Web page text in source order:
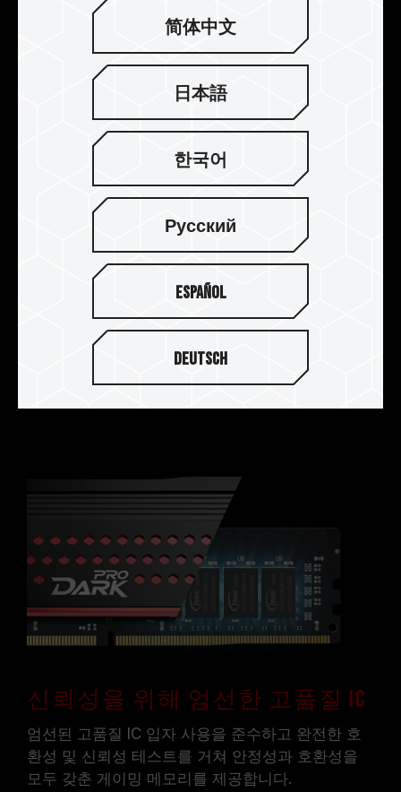
JEDEC RC 2.0에 부합하여 전송효
능 대폭 향상
최신 JEDEC RC 2.0 맞춤형 회로 기판을 사용하여
신호 전송 속도를 높이고 전원 공급 장치와 신호는
서로 간섭하지 않으며, 더 나은 성능을 얻을 수 있습
니다. 메모리 모듈의 전송을 완전히 해제하고 플레
이어에게 궁극의 오버클러킹 감각과 매우 안정적인
오버클러킹 메모리 모듈을 제공합니다.
신뢰성을 위해 엄선한 고품질 IC
엄선된 고품질 IC 입자 사용을 준수하고 완전한 호
환성 및 신뢰성 테스트를 거쳐 안정성과 호환성을
모두 갖춘 게이밍 메모리를 제공합니다.
简体中文
日本語
한국어
Русский
Español
Deutsch